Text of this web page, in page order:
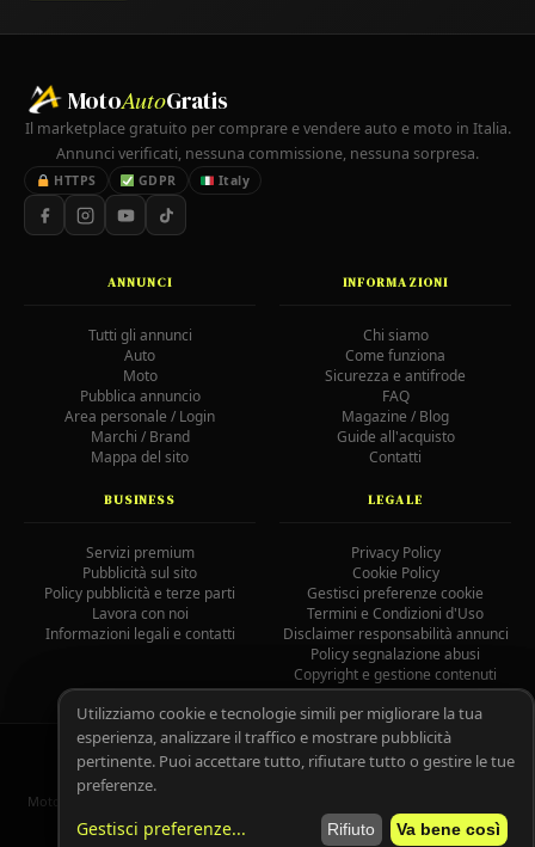
MotoAutoGratis
Il marketplace gratuito per comprare e vendere auto e moto in Italia.
Annunci verificati, nessuna commissione, nessuna sorpresa.
HTTPS GDPR Italy
ANNUNCI
Tutti gli annunci
Auto
Moto
Pubblica annuncio
Area personale / Login
Marchi / Brand
Mappa del sito
INFORMAZIONI
Chi siamo
Come funziona
Sicurezza e antifrode
FAQ
Magazine / Blog
Guide all'acquisto
Contatti
BUSINESS
Servizi premium
Pubblicità sul sito
Policy pubblicità e terze parti
Lavora con noi
Informazioni legali e contatti
LEGALE
Privacy Policy
Cookie Policy
Gestisci preferenze cookie
Termini e Condizioni d'Uso
Disclaimer responsabilità annunci
Policy segnalazione abusi
Copyright e gestione contenuti
© 2026 MotoAutoGratis.it — Tutti i diritti riservati — IOCOSGC
MotoAutoGratis non è responsabile per il contenuto degli annunci pubblicati
dagli utenti registrati.
Leggi il disclaimer completo.
Utilizziamo cookie e tecnologie simili per migliorare la tua
esperienza, analizzare il traffico e mostrare pubblicità
pertinente. Puoi accettare tutto, rifiutare tutto o gestire le tue
preferenze.
Gestisci preferenze... Rifiuto Va bene così